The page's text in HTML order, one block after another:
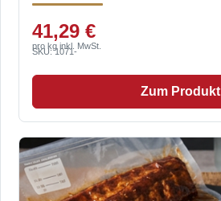
41,29 €
pro kg inkl. MwSt.
SKU: 1071-
Zum Produkt